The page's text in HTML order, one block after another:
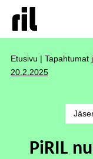
Etusivu | Tapahtumat
20.2.2025
PiRIL